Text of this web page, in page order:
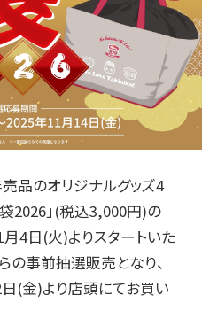
品のオリジナルグッズ4
2026」(税込3,000円)の
4日(火)よりスタートいた
の事前抽選販売となり、
(金)より店頭にてお買い